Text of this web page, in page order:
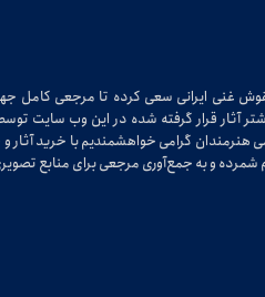
غنی ایرانی سعی کرده تا مرجعی کامل
آثار قرار گرفته شده در این وب سایت
هنرمندان گرامی خواهشمندیم با خرید آثار و
و به جمع‌آوری مرجعی برای منابع